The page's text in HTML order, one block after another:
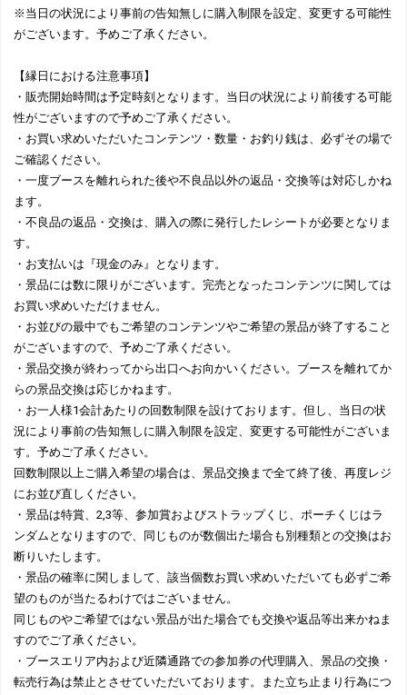
※当日の状況により事前の告知無しに購入制限を設定、変更する可能性
がございます。予めご了承ください。
【縁日における注意事項】
・販売開始時間は予定時刻となります。当日の状況により前後する可能
性がございますので予めご了承ください。
・お買い求めいただいたコンテンツ・数量・お釣り銭は、必ずその場で
ご確認ください。
・一度ブースを離れられた後や不良品以外の返品・交換等は対応しかね
ます。
・不良品の返品・交換は、購入の際に発行したレシートが必要となりま
す。
・お支払いは『現金のみ』となります。
・景品には数に限りがございます。完売となったコンテンツに関しては
お買い求めいただけません。
・お並びの最中でもご希望のコンテンツやご希望の景品が終了すること
がございますので、予めご了承ください。
・景品交換が終わってから出口へお向かいください。ブースを離れてか
らの景品交換は応じかねます。
・お一人様1会計あたりの回数制限を設けております。但し、当日の状
況により事前の告知無しに購入制限を設定、変更する可能性がございま
す。予めご了承ください。
回数制限以上ご購入希望の場合は、景品交換まで全て終了後、再度レジ
にお並び直しください。
・景品は特賞、2,3等、参加賞およびストラップくじ、ポーチくじはラ
ンダムとなりますので、同じものが数個出た場合も別種類との交換はお
断りいたします。
・景品の確率に関しまして、該当個数お買い求めいただいても必ずご希
望のものが当たるわけではございません。
同じものやご希望ではない景品が出た場合でも交換や返品等出来かねま
すのでご了承ください。
・ブースエリア内および近隣通路での参加券の代理購入、景品の交換・
転売行為は禁止とさせていただいております。また立ち止まり行為につ